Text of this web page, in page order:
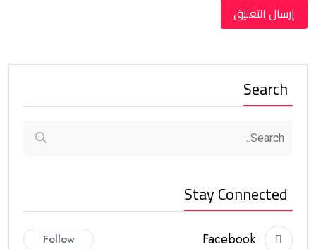
Search
Stay Connected
Facebook
Follow